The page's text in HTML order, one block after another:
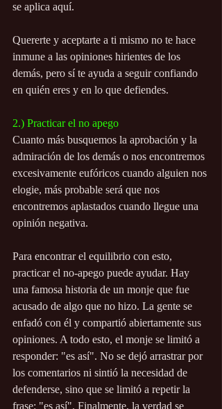
se aplica aquí.
Quererte y aceptarte a ti mismo no te hace
inmune a las opiniones hirientes de los
demás, pero sí te ayuda a seguir confiando
en quién eres y en lo que defiendes.
2.) Practicar el no apego
Cuanto más busquemos la aprobación y la
admiración de los demás o nos encontremos
excesivamente eufóricos cuando alguien nos
elogie, más probable será que nos
encontremos aplastados cuando llegue una
opinión negativa.
Para encontrar el equilibrio con esto,
practicar el no-apego puede ayudar. Hay
una famosa historia de un monje que fue
acusado de algo que no hizo. La gente se
enfadó con él y compartió abiertamente sus
opiniones. A todo esto, el monje se limitó a
responder: "es así". No se dejó arrastrar por
los comentarios ni sintió la necesidad de
defenderse, sino que se limitó a repetir la
frase: "es así". Finalmente, la verdad se